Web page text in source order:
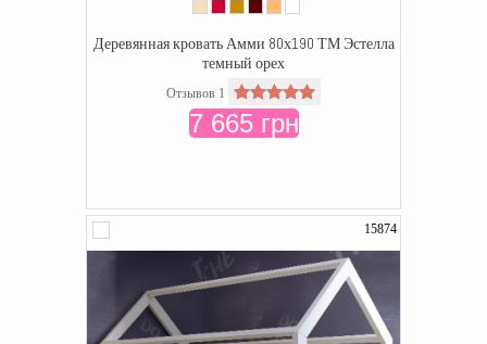
Деревянная кровать Амми 80х190 ТМ Эстелла
темный орех
Отзывов 1
7 665 грн
15874